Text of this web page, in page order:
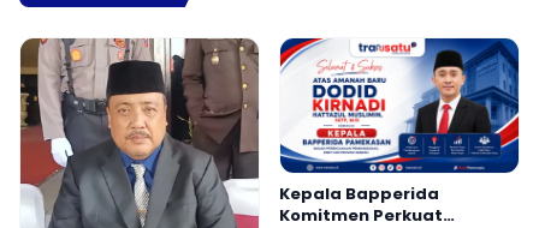
Kepala Bapperida
Komitmen Perkuat